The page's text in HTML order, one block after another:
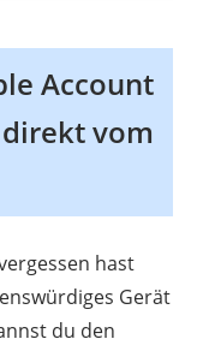
Account
vom
hast
Gerät
du den